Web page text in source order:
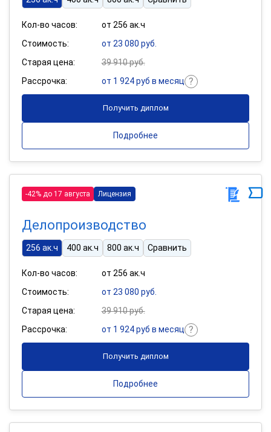
Кол-во часов:
от 256 ак.ч
Стоимость:
от 23 080 руб.
Старая цена:
39 910 руб.
Рассрочка:
от 1 924 руб в месяц
Получить диплом
Подробнее
-42% до 17 августа Лицензия
Делопроизводство
256 ак.ч 400 ак.ч 800 ак.ч Сравнить
Кол-во часов:
от 256 ак.ч
Стоимость:
от 23 080 руб.
Старая цена:
39 910 руб.
Рассрочка:
от 1 924 руб в месяц
Получить диплом
Подробнее